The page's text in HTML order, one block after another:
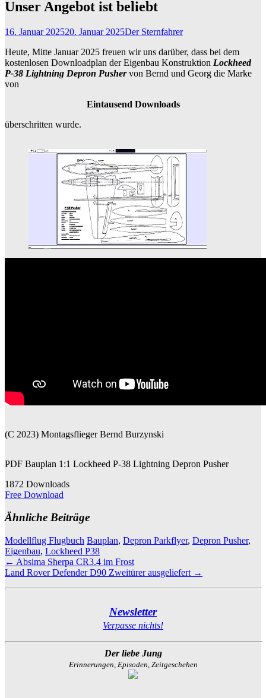
Unser Angebot ist beliebt
16. Januar 202520. Januar 2025Der Sternfahrer
Heute, Mitte Januar 2025 freuen wir uns darüber, dass bei dem
kostenlosen Downloadplan der Eigenbau Konstruktion Lockheed
P-38 Lightning Depron Pushervon Bernd und Georg die Marke
von
Eintausend Downloads
überschritten wurde.
(C 2023) Montagsflieger Bernd Burzynski
PDF Bauplan 1:1 Lockheed P-38 Lightning Depron Pusher
1872 Downloads
Free Download
Ähnliche Beiträge
Modellflug Flugbuch Bauplan, Depron Parkflyer, Depron Pusher,
Eigenbau, Lockheed P38
Beitragsnavigation
← Absima Sherpa CR3.4 im Frost
Land Rover Defender D90 Zweitürer ausgeliefert →
Newsletter
Verpasse nichts!
Der liebe Jung
Erinnerungen, Episoden, Zeitgeschehen